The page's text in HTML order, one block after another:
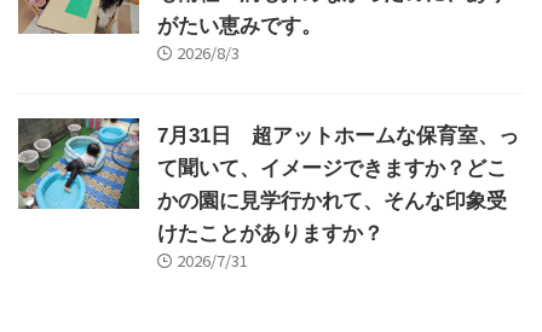
がたい恵みです。
2026/8/3
7月31日 超アットホームな保育室、っ
て聞いて、イメージできますか？どこ
かの園に見学行かれて、そんな印象受
けたことがありますか？
2026/7/31